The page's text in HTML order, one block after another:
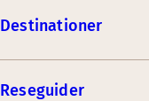
Destinationer
Reseguider